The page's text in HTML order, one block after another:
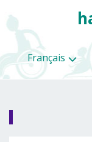
Français